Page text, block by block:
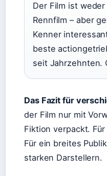
Der Film ist
Rennfilm – aber
Kenner
beste
seit Jahrzehnten.
Das Fazit für
der Film nur mit
Fiktion verpackt.
Für ein breites
starken Darstellern.